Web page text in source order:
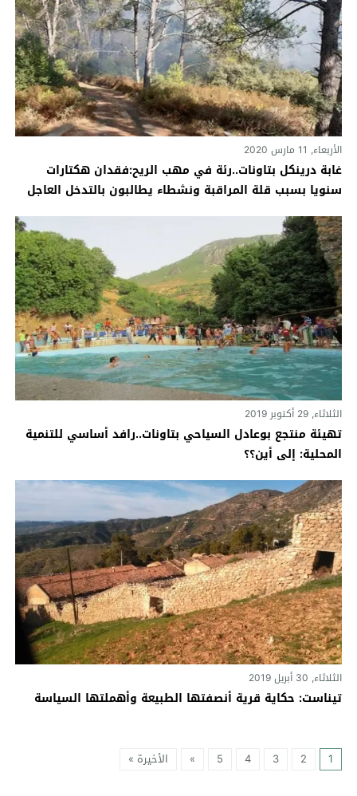
الأربعاء, 11 مارس 2020
غابة درينكل بتاونات..رئة في مهب الريح:فقدان هكتارات
سنويا بسبب قلة المراقبة ونشطاء يطالبون بالتدخل العاجل
الثلاثاء, 29 أكتوبر 2019
تهيئة منتجع بوعادل السياحي بتاونات..رافد أساسي للتنمية
المحلية: إلى أين؟؟
الثلاثاء, 30 أبريل 2019
تيناست: حكاية قرية أنصفتها الطبيعة وأهملتها السياسة
1
2
3
4
5
» الأخيرة »